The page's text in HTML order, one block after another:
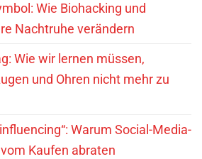
Wie Biohacking und
Nachtruhe verändern
Wie wir lernen müssen,
und Ohren nicht mehr zu
Warum Social-Media-
Kaufen abraten